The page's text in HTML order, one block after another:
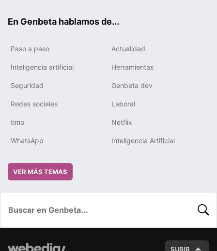
En Genbeta hablamos de...
Paso a paso Actualidad
Inteligencia artificial Herramientas
Seguridad Genbeta dev
Redes sociales Laboral
timo Netflix
WhatsApp Inteligencia Artificial
VER MÁS TEMAS
SUBIR